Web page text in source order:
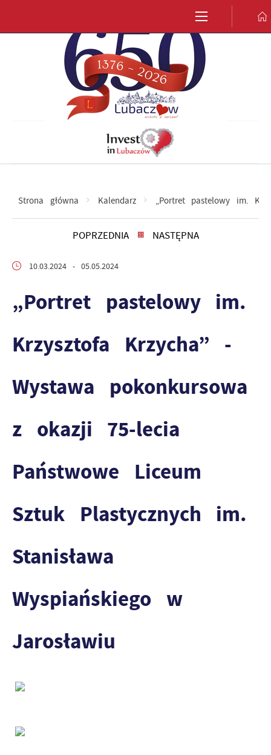
Strona główna Kalendarz „Portret pastelowy im.
POPRZEDNIA NASTĘPNA
10.03.2024 - 05.05.2024
„Portret pastelowy im.
Krzysztofa Krzycha” -
Wystawa pokonkursowa
z okazji 75-lecia
Państwowe Liceum
Sztuk Plastycznych im.
Stanisława
Wyspiańskiego w
Jarosławiu